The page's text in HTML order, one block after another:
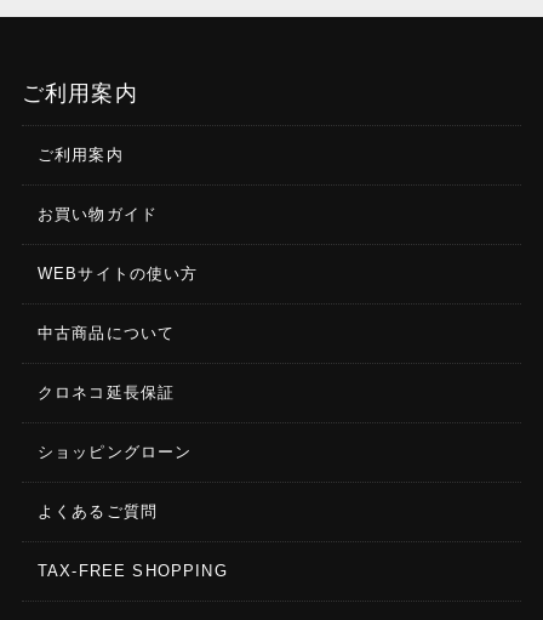
ご利用案内
ご利用案内
お買い物ガイド
WEBサイトの使い方
中古商品について
クロネコ延長保証
ショッピングローン
よくあるご質問
TAX-FREE SHOPPING